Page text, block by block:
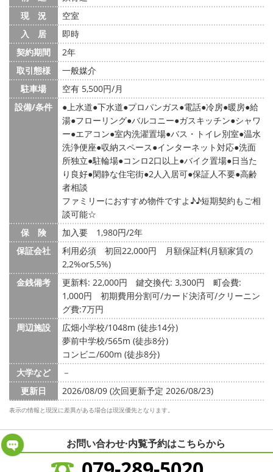
現 況
空室
入 居
即時
契約期間
2年
取引態様
一般媒介
駐車場
空有 5,500円/月
設備/条件
上水道 下水道 プロパンガス 電話 冷房 暖房 給
湯 フローリング バルコニー ガスキッチン シャワ
ー エアコン 室内洗濯置場 バス・トイレ別室 温水
洗浄便座 収納スペース インターネット対応 洗面
所独立 駐輪場 コンロ2口以上 バイク置場 日当た
り良好 閑静な住宅街 2人入居可 保証人不要 高齢
者相談
ファミリーにおすすめ物件ですよ♪♪短期契約もご相
談可能☆
保 険
加入要 1,980円/2年
保証会社
利用必須 初回22,000円 月額保証料(月額家賃の
2,2%or5,5%)
金銭備考
更新料: 22,000円 鍵交換代: 3,300円
町会費:
1,000円
初期費用分割可/カード決済可/クリーニン
グ費:7万円
周辺施設
広畑小学校/1048m (徒歩14分)
夢前中学校/565m (徒歩8分)
コンビニ/600m (徒歩8分)
大学など
－
更新日
2026/08/09 (次回更新予定 2026/08/23)
表示の情報と現況に差異がある場合は現況優先となります。
お問い合わせ·内覧予約はこちらから